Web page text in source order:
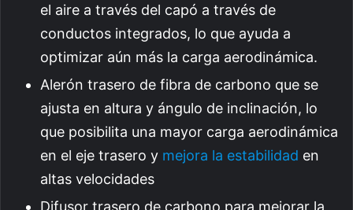
el aire a través del capó a través de
conductos integrados, lo que ayuda a
optimizar aún más la carga aerodinámica.
Alerón trasero de fibra de carbono que se
ajusta en altura y ángulo de inclinación, lo
que posibilita una mayor carga aerodinámica
en el eje trasero y mejora la estabilidad en
altas velocidades
Difusor trasero de carbono para mejorar la